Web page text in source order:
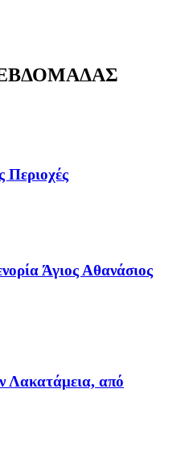
Περιοχές
Άγιος Αθανάσιος
Λακατάμεια, από